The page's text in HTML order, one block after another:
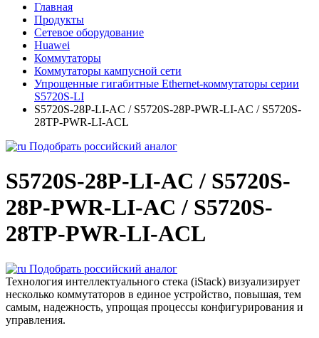
Главная
Продукты
Сетевое оборудование
Huawei
Коммутаторы
Коммутаторы кампусной сети
Упрощенные гигабитные Ethernet-коммутаторы серии
S5720S-LI
S5720S-28P-LI-AC / S5720S-28P-PWR-LI-AC / S5720S-
28TP-PWR-LI-ACL
Подобрать российский аналог
S5720S-28P-LI-AC / S5720S-
28P-PWR-LI-AC / S5720S-
28TP-PWR-LI-ACL
Подобрать российский аналог
Технология интеллектуального стека (iStack) визуализирует
несколько коммутаторов в единое устройство, повышая, тем
самым, надежность, упрощая процессы конфигурирования и
управления.